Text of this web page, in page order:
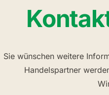
Sie wünschen weitere
Handelspartner